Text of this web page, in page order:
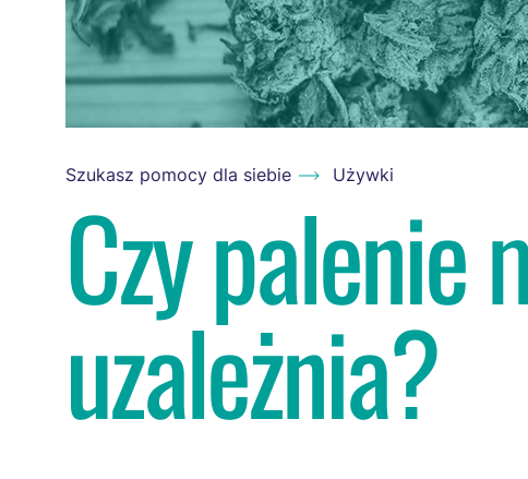
Szukasz pomocy dla siebie Używki
Czy palenie
uzależnia?